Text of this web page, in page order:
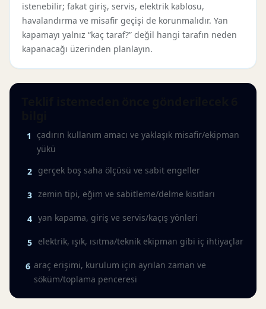
istenebilir; fakat giriş, servis, elektrik kablosu,
havalandırma ve misafir geçişi de korunmalıdır. Yan
kapamayı yalnız “kaç taraf?” değil hangi tarafın neden
kapanacağı üzerinden planlayın.
1
çadırın kullanım amacı ve yaklaşık misafir/ekipman
yükü
2 gerçek boş saha ölçüsü ve sabit engeller
3 zemin tipi, eğim ve sabitleme/delme kısıtları
4 yan kapama, giriş ve servis/kaçış yönleri
5 elektrik, ışık, ısıtma/teknik ekipman gibi iç ihtiyaçlar
6 araç erişimi, kurulum için ayrılan zaman ve
söküm/toplama penceresi